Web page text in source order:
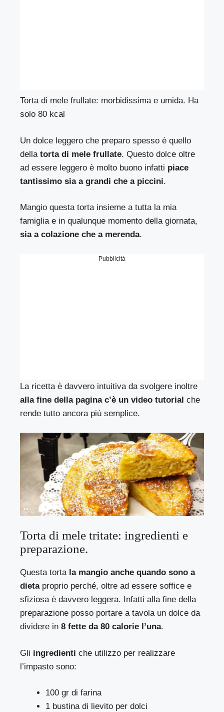
Torta di mele frullate: morbidissima e umida. Ha
solo 80 kcal
Un dolce leggero che preparo spesso è quello
della torta di mele frullate. Questo dolce oltre
ad essere leggero è molto buono infatti piace
tantissimo sia a grandi che a piccini.
Mangio questa torta insieme a tutta la mia
famiglia e in qualunque momento della giornata,
sia a colazione che a merenda.
Pubblicità
La ricetta è davvero intuitiva da svolgere inoltre
alla fine della pagina c’è un video tutorial che
rende tutto ancora più semplice.
Torta di mele tritate: ingredienti e
preparazione.
Questa torta la mangio anche quando sono a
dietaproprio perché, oltre ad essere soffice e
sfiziosa è davvero leggera. Infatti alla fine della
preparazione posso portare a tavola un dolce da
dividere in 8 fette da 80 calorie l’una.
Gli ingredienti che utilizzo per realizzare
l’impasto sono:
100 gr di farina
1 bustina di lievito per dolci